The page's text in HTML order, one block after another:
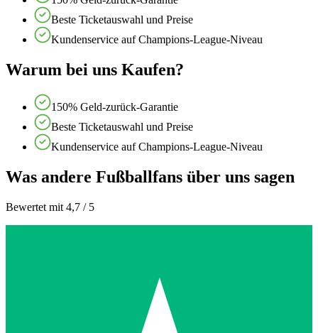
Beste Ticketauswahl und Preise
Kundenservice auf Champions-League-Niveau
Warum bei uns Kaufen?
150% Geld-zurück-Garantie
Beste Ticketauswahl und Preise
Kundenservice auf Champions-League-Niveau
Was andere Fußballfans über uns sagen
Bewertet mit 4,7 / 5